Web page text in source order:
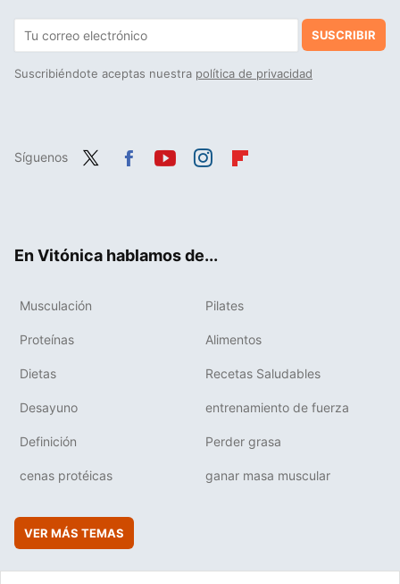
SUSCRIBIR
Suscribiéndote aceptas nuestra política de privacidad
Síguenos
En Vitónica hablamos de...
Musculación Pilates
Proteínas Alimentos
Dietas Recetas Saludables
Desayuno entrenamiento de fuerza
Definición Perder grasa
cenas protéicas ganar masa muscular
VER MÁS TEMAS